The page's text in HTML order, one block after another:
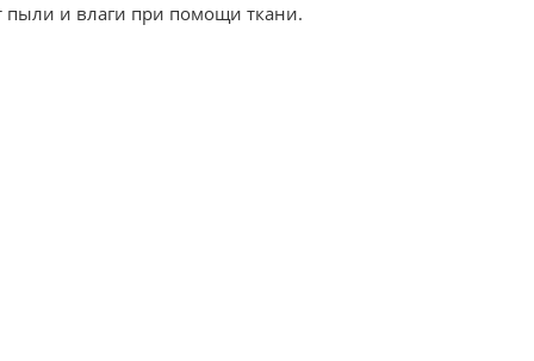
пыли и влаги при помощи ткани.